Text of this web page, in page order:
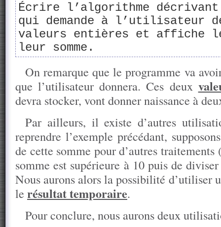
Écrire l’algorithme décrivant
qui demande à l’utilisateur
valeurs entières et affiche
leur somme.
On remarque que le programme va
que l’utilisateur donnera. Ces deux
devra stocker, vont donner naissance à
Par ailleurs, il existe d’autres
reprendre l’exemple précédant,
de cette somme pour d’autres
somme est supérieure à 10 puis de
Nous aurons alors la possibilité d’utiliser
le résultat temporaire.
Pour conclure, nous aurons deux